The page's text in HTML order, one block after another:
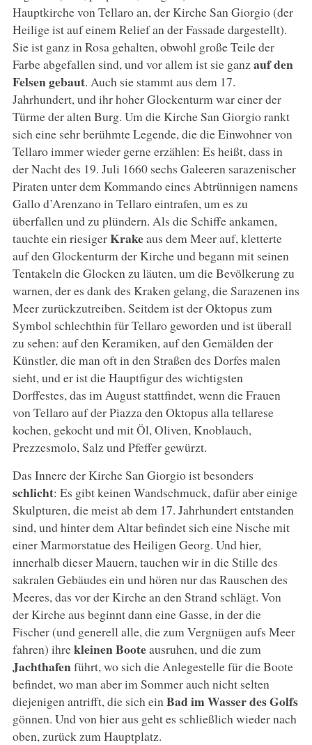
Hauptkirche von Tellaro an, der Kirche San Giorgio (der
Heilige ist auf einem Relief an der Fassade dargestellt).
Sie ist ganz in Rosa gehalten, obwohl große Teile der
Farbe abgefallen sind, und vor allem ist sie ganzauf den
Felsen gebaut. Auch sie stammt aus dem 17.
Jahrhundert, und ihr hoher Glockenturm war einer der
Türme der alten Burg. Um die Kirche San Giorgio rankt
sich eine sehr berühmte Legende, die die Einwohner von
Tellaro immer wieder gerne erzählen: Es heißt, dass in
der Nacht des 19. Juli 1660 sechs Galeeren sarazenischer
Piraten unter dem Kommando eines Abtrünnigen namens
Gallo d’Arenzano in Tellaro eintrafen, um es zu
überfallen und zu plündern. Als die Schiffe ankamen,
tauchte ein riesigerKrakeaus dem Meer auf, kletterte
auf den Glockenturm der Kirche und begann mit seinen
Tentakeln die Glocken zu läuten, um die Bevölkerung zu
warnen, der es dank des Kraken gelang, die Sarazenen ins
Meer zurückzutreiben. Seitdem ist der Oktopus zum
Symbol schlechthin für Tellaro geworden und ist überall
zu sehen: auf den Keramiken, auf den Gemälden der
Künstler, die man oft in den Straßen des Dorfes malen
sieht, und er ist die Hauptfigur des wichtigsten
Dorffestes, das im August stattfindet, wenn die Frauen
von Tellaro auf der Piazza den Oktopus alla tellarese
kochen, gekocht und mit Öl, Oliven, Knoblauch,
Prezzesmolo, Salz und Pfeffer gewürzt.
Das Innere der Kirche San Giorgio ist besonders
schlicht: Es gibt keinen Wandschmuck, dafür aber einige
Skulpturen, die meist ab dem 17. Jahrhundert entstanden
sind, und hinter dem Altar befindet sich eine Nische mit
einer Marmorstatue des Heiligen Georg. Und hier,
innerhalb dieser Mauern, tauchen wir in die Stille des
sakralen Gebäudes ein und hören nur das Rauschen des
Meeres, das vor der Kirche an den Strand schlägt. Von
der Kirche aus beginnt dann eine Gasse, in der die
Fischer (und generell alle, die zum Vergnügen aufs Meer
fahren) ihrekleinen Booteausruhen, und die zum
Jachthafenführt, wo sich die Anlegestelle für die Boote
befindet, wo man aber im Sommer auch nicht selten
diejenigen antrifft, die sich ein Bad im Wasser des Golfs
gönnen. Und von hier aus geht es schließlich wieder nach
oben, zurück zum Hauptplatz.